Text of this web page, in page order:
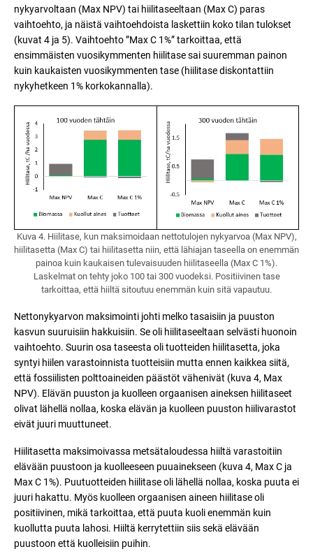
nykyarvoltaan (Max NPV) tai hiilitaseeltaan (Max C) paras
vaihtoehto, ja näistä vaihtoehdoista laskettiin koko tilan tulokset
(kuvat 4 ja 5). Vaihtoehto ”Max C 1%” tarkoittaa, että
ensimmäisten vuosikymmenten hiilitase sai suuremman painon
kuin kaukaisten vuosikymmenten tase (hiilitase diskontattiin
nykyhetkeen 1% korkokannalla).
Kuva 4. Hiilitase, kun maksimoidaan nettotulojen nykyarvoa (Max NPV),
hiilitasetta (Max C) tai hiilitasetta niin, että lähiajan taseella on enemmän
painoa kuin kaukaisen tulevaisuuden hiilitaseella (Max C 1%).
Laskelmat on tehty joko 100 tai 300 vuodeksi. Positiivinen tase
tarkoittaa, että hiiltä sitoutuu enemmän kuin sitä vapautuu.
Nettonykyarvon maksimointi johti melko tasaisiin ja puuston
kasvun suuruisiin hakkuisiin. Se oli hiilitaseeltaan selvästi huonoin
vaihtoehto. Suurin osa taseesta oli tuotteiden hiilitasetta, joka
syntyi hiilen varastoinnista tuotteisiin mutta ennen kaikkea siitä,
että fossiilisten polttoaineiden päästöt vähenivät (kuva 4, Max
NPV). Elävän puuston ja kuolleen orgaanisen aineksen hiilitaseet
olivat lähellä nollaa, koska elävän ja kuolleen puuston hiilivarastot
eivät juuri muuttuneet.
Hiilitasetta maksimoivassa metsätaloudessa hiiltä varastoitiin
elävään puustoon ja kuolleeseen puuainekseen (kuva 4, Max C ja
Max C 1%). Puutuotteiden hiilitase oli lähellä nollaa, koska puuta ei
juuri hakattu. Myös kuolleen orgaanisen aineen hiilitase oli
positiivinen, mikä tarkoittaa, että puuta kuoli enemmän kuin
kuollutta puuta lahosi. Hiiltä kerrytettiin siis sekä elävään
puustoon että kuolleisiin puihin.